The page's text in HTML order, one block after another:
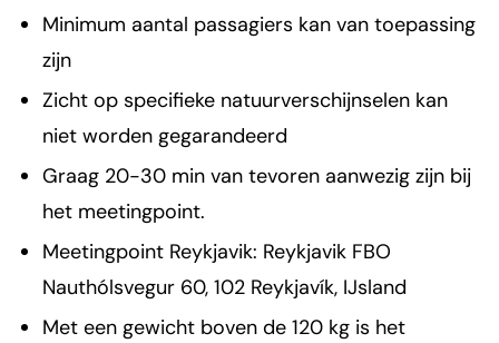
Minimum aantal passagiers kan van toepassing
zijn
Zicht op specifieke natuurverschijnselen kan
niet worden gegarandeerd
Graag 20-30 min van tevoren aanwezig zijn bij
het meetingpoint.
Meetingpoint Reykjavik: Reykjavik FBO
Nauthólsvegur 60, 102 Reykjavík, IJsland
Met een gewicht boven de 120 kg is het